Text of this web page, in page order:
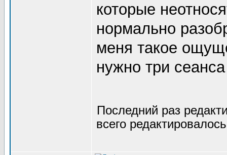
которые
нормально
меня такое
нужно три
Последний раз
всего